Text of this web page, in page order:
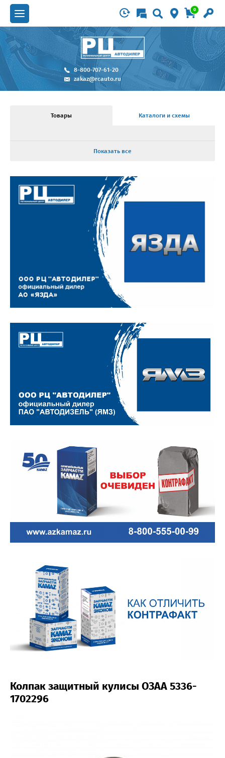
0
8-800-707-61-20
zakaz@rcauto.ru
Товары Каталоги и схемы
Показать все
Колпак защитный кулисы ОЗАА 5336-
1702296